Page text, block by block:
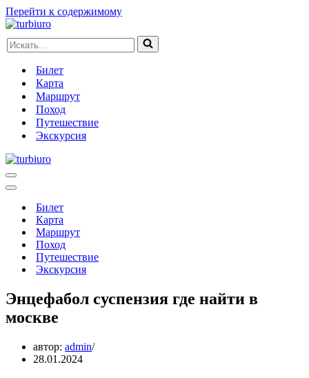
Перейти к содержимому
Искать...
Билет
Карта
Маршрут
Поход
Путешествие
Экскурсия
Меню
навигации
Меню
навигацииБилет
Карта
Маршрут
Поход
Путешествие
Экскурсия
Энцефабол суспензия где найти в
москве
автор: admin
28.01.2024